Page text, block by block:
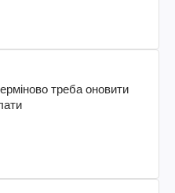
треба оновити